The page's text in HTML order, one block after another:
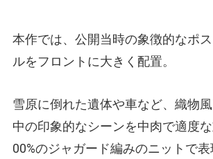
本作では、公開当時の象徴的なポ
ルをフロントに大きく配置。
雪原に倒れた遺体や車など、織物
中の印象的なシーンを中肉で適度
00%のジャガード編みのニットで表